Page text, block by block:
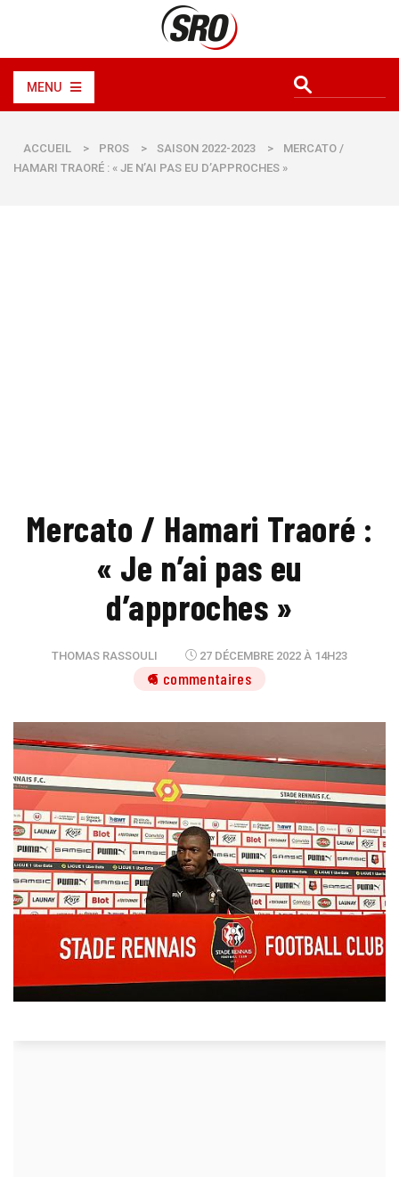
MENU
ACCUEIL > PROS > SAISON 2022-2023 >
MERCATO /
HAMARI TRAORÉ : « JE N’AI PAS EU D’APPROCHES »
Mercato / Hamari Traoré :
« Je n’ai pas eu
d’approches »
THOMAS RASSOULI 27 DÉCEMBRE 2022 À 14H23
5 commentaires